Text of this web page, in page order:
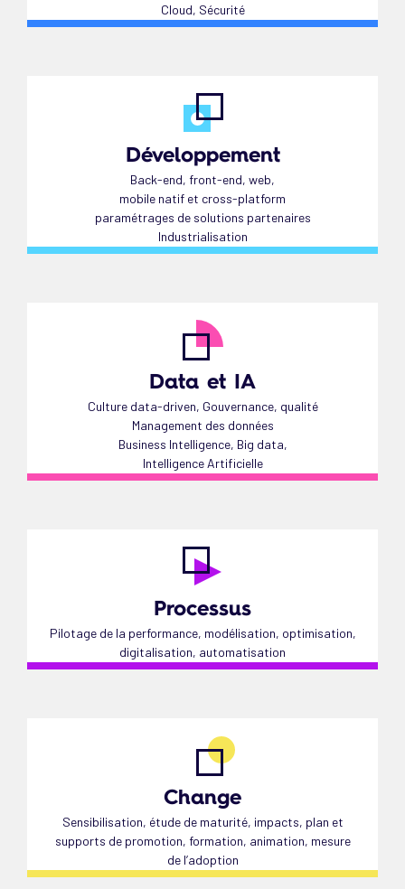
Cloud, Sécurité
Développement
Back-end, front-end, web,
mobile natif et cross-platform
paramétrages de solutions partenaires
Industrialisation
Data et IA
Culture data-driven, Gouvernance, qualité
Management des données
Business Intelligence, Big data,
Intelligence Artificielle
Processus
Pilotage de la performance, modélisation, optimisation,
digitalisation, automatisation
Change
Sensibilisation, étude de maturité, impacts, plan et
supports de promotion, formation, animation, mesure
de l’adoption